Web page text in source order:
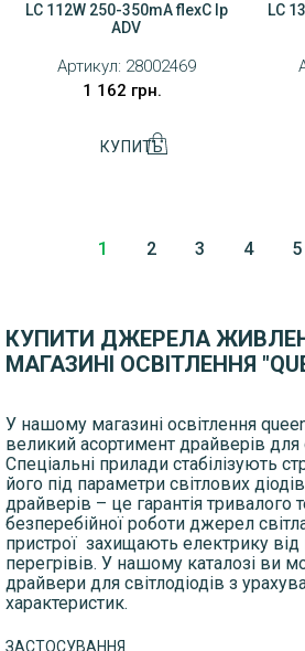
LC 112W 250-350mA flexC lp
ADV
Артикул: 28002469
1 162 грн.
LC
1 2 3 4 5
КУПИТИ ДЖЕРЕЛА
МАГАЗИНІ ОСВІТЛЕННЯ
У нашому магазині освітлення
великий асортимент драйверів для
Спеціальні прилади стабілізують
його під параметри світлових
драйверів – це гарантія тривалого
безперебійної роботи джерел
пристрої захищають електрику від
перегрівів. У нашому каталозі ви
драйвери для світлодіодів з
характеристик.
ЗАСТОСУВАННЯ